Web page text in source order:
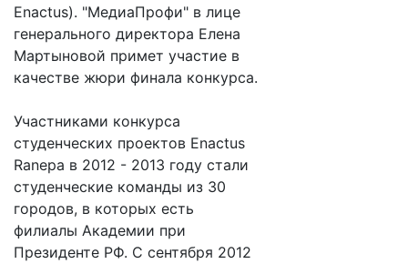
Enactus). "МедиаПрофи" в лице
генерального директора Елена
Мартыновой примет участие в
качестве жюри финала конкурса.
Участниками конкурса
студенческих проектов Enactus
Ranepa в 2012 - 2013 году стали
студенческие команды из 30
городов, в которых есть
филиалы Академии при
Президенте РФ. С сентября 2012